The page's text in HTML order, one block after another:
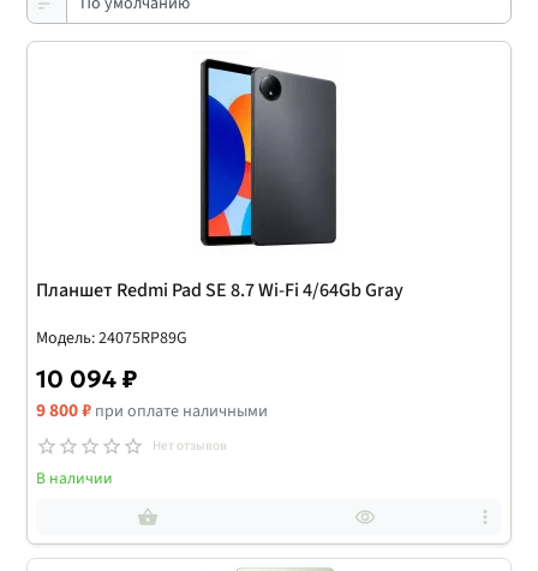
Планшет Redmi Pad SE 8.7 Wi-Fi 4/64Gb Gray
Модель: 24075RP89G
10 094 ₽
9 800 ₽ при оплате наличными
Нет отзывов
В наличии